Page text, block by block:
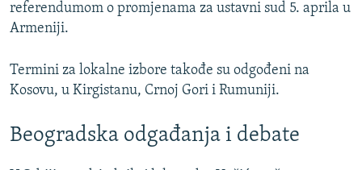
referendumom o promjenama za ustavni sud 5. aprila u
Armeniji.
Termini za lokalne izbore takođe su odgođeni na
Kosovu, u Kirgistanu, Crnoj Gori i Rumuniji.
Beogradska odgađanja i debate